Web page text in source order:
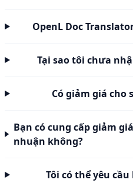
OpenL Doc
Tại sao tôi chưa
Có giảm giá cho
Bạn có cung cấp giảm
nhuận không?
Tôi có thể yêu